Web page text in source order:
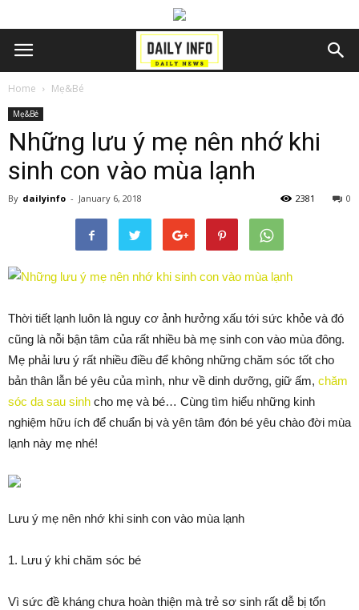
Home Mẹ&Bé
Mẹ&Bé
Những lưu ý mẹ nên nhớ khi
sinh con vào mùa lạnh
By dailyinfo - January 6, 2018 0
2381
Thời tiết lạnh luôn là nguy cơ ảnh hưởng xấu tới sức khỏe và đó
cũng là nỗi bận tâm của rất nhiều bà mẹ sinh con vào mùa đông.
Mẹ phải lưu ý rất nhiều điều để không những chăm sóc tốt cho
bản thân lẫn bé yêu của mình, như về dinh dưỡng, giữ ấm, chăm
sóc da sau sinh cho mẹ và bé… Cùng tìm hiểu những kinh
nghiệm hữu ích để chuẩn bị và yên tâm đón bé yêu chào đời mùa
lạnh này mẹ nhé!
Lưu ý mẹ nên nhớ khi sinh con vào mùa lạnh
1. Lưu ý khi chăm sóc bé
Vì sức đề kháng chưa hoàn thiện mà trẻ sơ sinh rất dễ bị tổn